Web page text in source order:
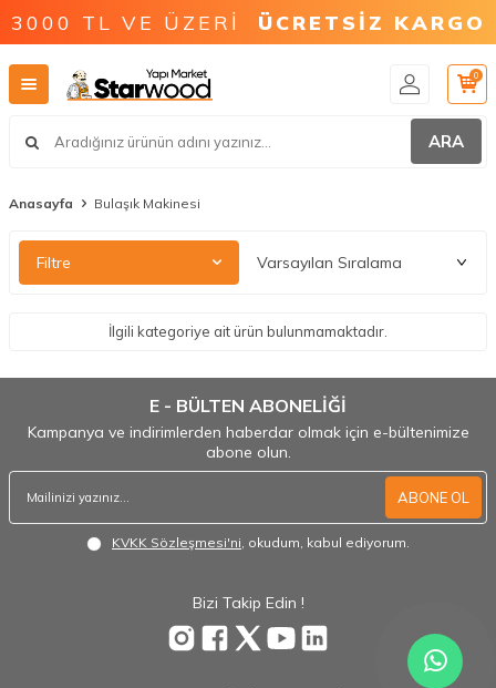
3000 TL VE ÜZERİ ÜCRETSİZ KARGO
ARA
0
Anasayfa Bulaşık Makinesi
Filtre
İlgili kategoriye ait ürün bulunmamaktadır.
E - BÜLTEN ABONELİĞİ
Kampanya ve indirimlerden haberdar olmak için e-bültenimize
abone olun.
ABONE OL
KVKK Sözleşmesi'ni, okudum, kabul ediyorum.
Bizi Takip Edin !